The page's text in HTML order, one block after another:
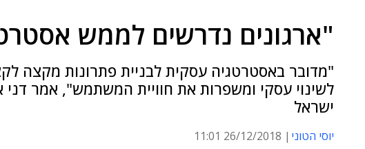
"ארגונים נדרשים לממש
"מדובר באסטרטגיה עסקית לבניית פתרונות מקצה
לשינוי עסקי ומשפרות את חוויית המשתמש", אמר דני
ישראל
יוסי הטוני 26/12/2018 11:01